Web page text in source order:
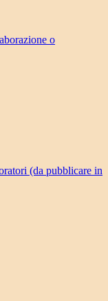
o
(da pubblicare in